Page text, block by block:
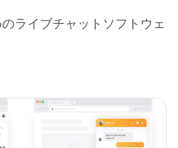
ライブチャットソフトウェ